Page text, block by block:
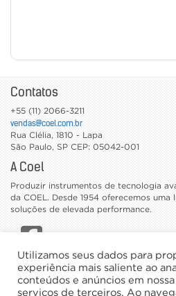
Contatos
+55 (11) 2066-3211
vendas@coel.com.br
Rua Clélia, 1810 - Lapa
São Paulo, SP CEP: 05042-001
A Coel
Produzir instrumentos de tecnologia
da COEL. Desde 1954 oferecemos
soluções de elevada performance.
CATÁLOGOS
TRABALHE CONOSCO
Utilizamos seus dados para
experiência mais saliente ao
conteúdos e anúncios em
serviços de terceiros. Ao